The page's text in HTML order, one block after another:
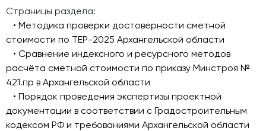
Страницы раздела:
• Методика проверки достоверности сметной
стоимости по ТЕР-2025 Архангельской области
• Сравнение индексного и ресурсного методов
расчёта сметной стоимости по приказу Минстроя №
421.пр в Архангельской области
• Порядок проведения экспертизы проектной
документации в соответствии с Градостроительным
кодексом РФ и требованиями Архангельской области